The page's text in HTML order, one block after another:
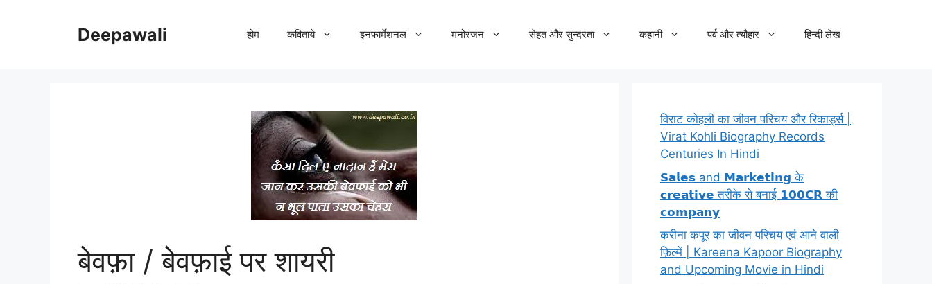
Deepawali होम कविताये इनफार्मेशनल मनोरंजन सेहत और सुन्दरता कहानी पर्व और त्यौहार हिन्दी लेख
बेवफ़ा / बेवफ़ाई पर शायरी
विराट कोहली का जीवन परिचय और रिकार्ड्स |
Virat Kohli Biography Records
Centuries In Hindi
𝗦𝗮𝗹𝗲𝘀 and 𝗠𝗮𝗿𝗸𝗲𝘁𝗶𝗻𝗴 के
𝗰𝗿𝗲𝗮𝘁𝗶𝘃𝗲 तरीके से बनाई 𝟭𝟬𝟬𝗖𝗥 की
𝗰𝗼𝗺𝗽𝗮𝗻𝘆
करीना कपूर का जीवन परिचय एवं आने वाली
फ़िल्में | Kareena Kapoor Biography
and Upcoming Movie in Hindi